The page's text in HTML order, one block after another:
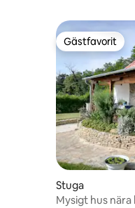
Gästfavorit
Gästfavorit
Stuga
Mysigt hus